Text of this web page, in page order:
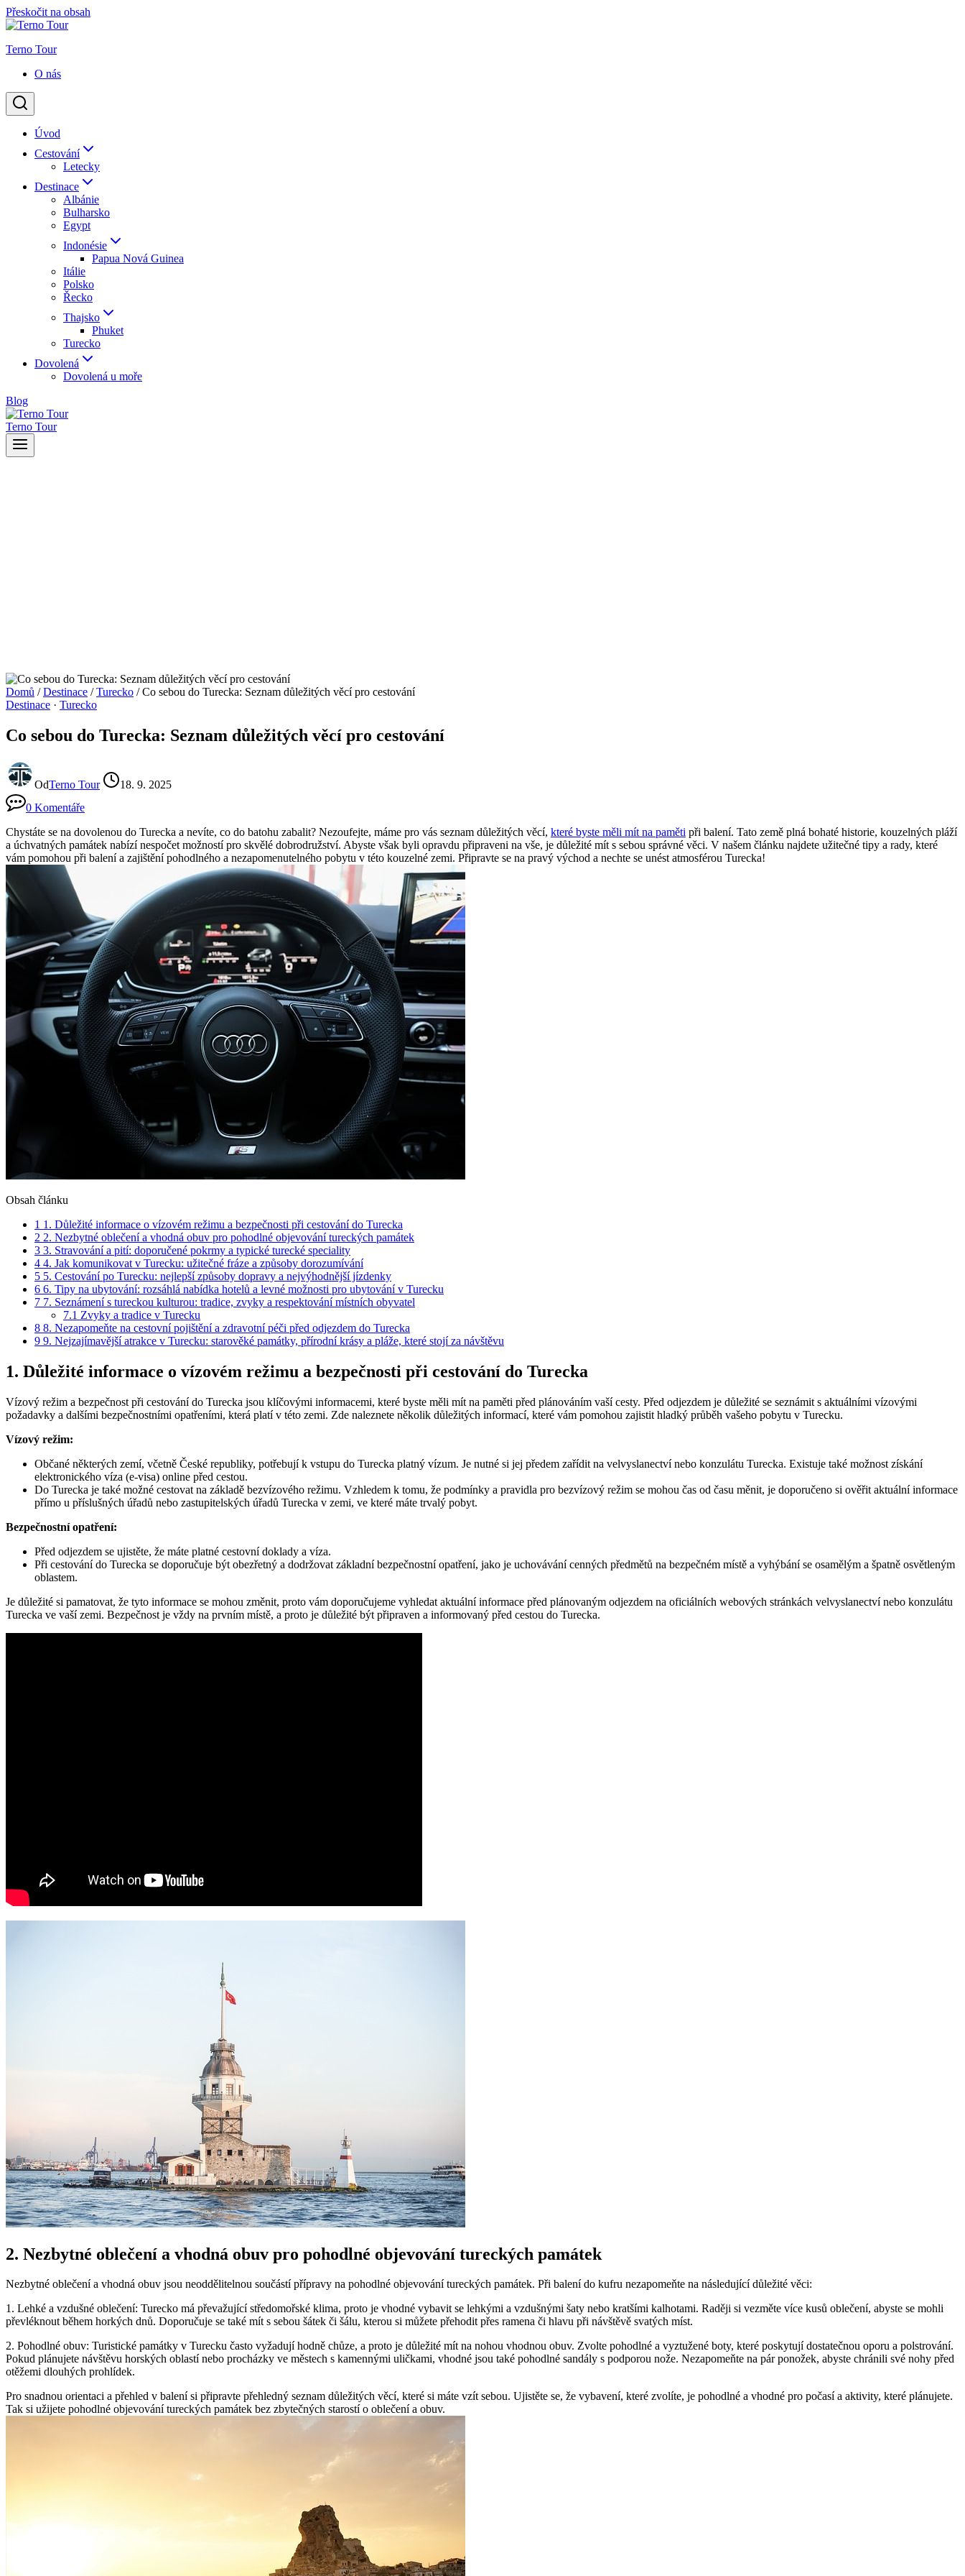
Přeskočit na obsah
Terno Tour
O nás
Úvod
Cestování
Letecky
Destinace
Albánie
Bulharsko
Egypt
Indonésie
Papua Nová Guinea
Itálie
Polsko
Řecko
Thajsko
Phuket
Turecko
Dovolená
Dovolená u moře
Blog
Terno Tour
Domů / Destinace / Turecko / Co sebou do Turecka: Seznam důležitých věcí pro cestování
Destinace · Turecko
Co sebou do Turecka: Seznam důležitých věcí pro cestování
OdTerno Tour
18. 9. 2025
0 Komentáře
Chystáte se na dovolenou do Turecka a nevíte, co do batohu zabalit? Nezoufejte, máme pro vás seznam důležitých věcí, které byste měli mít na paměti při balení. Tato země plná bohaté historie, kouzelných pláží
a úchvatných památek nabízí nespočet možností pro skvělé dobrodružství. Abyste však byli opravdu připraveni na vše, je důležité mít s sebou správné věci. V našem článku najdete užitečné tipy a rady, které
vám pomohou při balení a zajištění pohodlného a nezapomenutelného pobytu v této kouzelné zemi. Připravte se na pravý východ a nechte se unést atmosférou Turecka!
Obsah článku
1 1. Důležité informace o vízovém režimu a bezpečnosti při cestování do Turecka
2 2. Nezbytné oblečení a vhodná obuv pro pohodlné objevování tureckých památek
3 3. Stravování a pití: doporučené pokrmy a typické turecké speciality
4 4. Jak komunikovat v Turecku: užitečné fráze a způsoby dorozumívání
5 5. Cestování po Turecku: nejlepší způsoby dopravy a nejvýhodnější jízdenky
6 6. Tipy na ubytování: rozsáhlá nabídka hotelů a levné možnosti pro ubytování v Turecku
7 7. Seznámení s tureckou kulturou: tradice, zvyky a respektování místních obyvatel
7.1 Zvyky a tradice v Turecku
8 8. Nezapomeňte na cestovní pojištění a zdravotní péči před odjezdem do Turecka
9 9. Nejzajímavější atrakce v Turecku: starověké památky, přírodní krásy a pláže, které stojí za návštěvu
1. Důležité informace o vízovém režimu a bezpečnosti při cestování do Turecka
Vízový režim a bezpečnost při cestování do Turecka jsou klíčovými informacemi, které byste měli mít na paměti před plánováním vaší cesty. Před odjezdem je důležité se seznámit s aktuálními vízovými
požadavky a dalšími bezpečnostními opatřeními, která platí v této zemi. Zde naleznete několik důležitých informací, které vám pomohou zajistit hladký průběh vašeho pobytu v Turecku.
Vízový režim:
Občané některých zemí, včetně České republiky, potřebují k vstupu do Turecka platný vízum. Je nutné si jej předem zařídit na velvyslanectví nebo konzulátu Turecka. Existuje také možnost získání
elektronického víza (e-visa) online před cestou.
Do Turecka je také možné cestovat na základě bezvízového režimu. Vzhledem k tomu, že podmínky a pravidla pro bezvízový režim se mohou čas od času měnit, je doporučeno si ověřit aktuální informace
přímo u příslušných úřadů nebo zastupitelských úřadů Turecka v zemi, ve které máte trvalý pobyt.
Bezpečnostní opatření:
Před odjezdem se ujistěte, že máte platné cestovní doklady a víza.
Při cestování do Turecka se doporučuje být obezřetný a dodržovat základní bezpečnostní opatření, jako je uchovávání cenných předmětů na bezpečném místě a vyhýbání se osamělým a špatně osvětleným
oblastem.
Je důležité si pamatovat, že tyto informace se mohou změnit, proto vám doporučujeme vyhledat aktuální informace před plánovaným odjezdem na oficiálních webových stránkách velvyslanectví nebo konzulátu
Turecka ve vaší zemi. Bezpečnost je vždy na prvním místě, a proto je důležité být připraven a informovaný před cestou do Turecka.
2. Nezbytné oblečení a vhodná obuv pro pohodlné objevování tureckých památek
Nezbytné oblečení a vhodná obuv jsou neoddělitelnou součástí přípravy na pohodlné objevování tureckých památek. Při balení do kufru nezapomeňte na následující důležité věci:
1. Lehké a vzdušné oblečení: Turecko má převažující středomořské klima, proto je vhodné vybavit se lehkými a vzdušnými šaty nebo kratšími kalhotami. Raději si vezměte více kusů oblečení, abyste se mohli
převléknout během horkých dnů. Doporučuje se také mít s sebou šátek či šálu, kterou si můžete přehodit přes ramena či hlavu při návštěvě svatých míst.
2. Pohodlné obuv: Turistické památky v Turecku často vyžadují hodně chůze, a proto je důležité mít na nohou vhodnou obuv. Zvolte pohodlné a vyztužené boty, které poskytují dostatečnou oporu a polstrování.
Pokud plánujete návštěvu horských oblastí nebo procházky ve městech s kamennými uličkami, vhodné jsou také pohodlné sandály s podporou nože. Nezapomeňte na pár ponožek, abyste chránili své nohy před
otěžemi dlouhých prohlídek.
Pro snadnou orientaci a přehled v balení si připravte přehledný seznam důležitých věcí, které si máte vzít sebou. Ujistěte se, že vybavení, které zvolíte, je pohodlné a vhodné pro počasí a aktivity, které plánujete.
Tak si užijete pohodlné objevování tureckých památek bez zbytečných starostí o oblečení a obuv.